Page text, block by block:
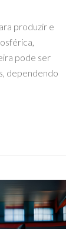
produzir e
pode ser
dependendo